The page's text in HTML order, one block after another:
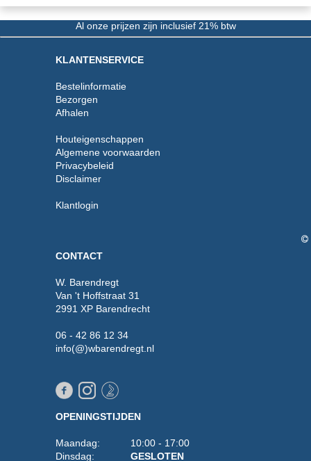
Al onze prijzen zijn inclusief 21% btw
KLANTENSERVICE
Bestelinformatie
Bezorgen
Afhalen
Houteigenschappen
Algemene voorwaarden
Privacybeleid
Disclaimer
Klantlogin
CONTACT
W. Barendregt
Van 't Hoffstraat 31
2991 XP Barendrecht
06 - 42 86 12 34
info(@)wbarendregt.nl
OPENINGSTIJDEN
Maandag: 10:00 - 17:00
Dinsdag: GESLOTEN